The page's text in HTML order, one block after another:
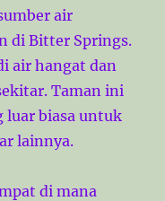
air
di Bitter Springs.
air hangat dan
Taman ini
luar biasa untuk
lainnya.
di mana